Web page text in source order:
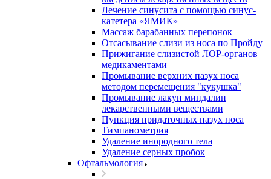
Лечение синусита с помощью синус-
катетера «ЯМИК»
Массаж барабанных перепонок
Отсасывание слизи из носа по Пройду
Прижигание слизистой ЛОР-органов
медикаментами
Промывание верхних пазух носа
методом перемещения "кукушка"
Промывание лакун миндалин
лекарственными веществами
Пункция придаточных пазух носа
Тимпанометрия
Удаление инородного тела
Удаление серных пробок
Офтальмология